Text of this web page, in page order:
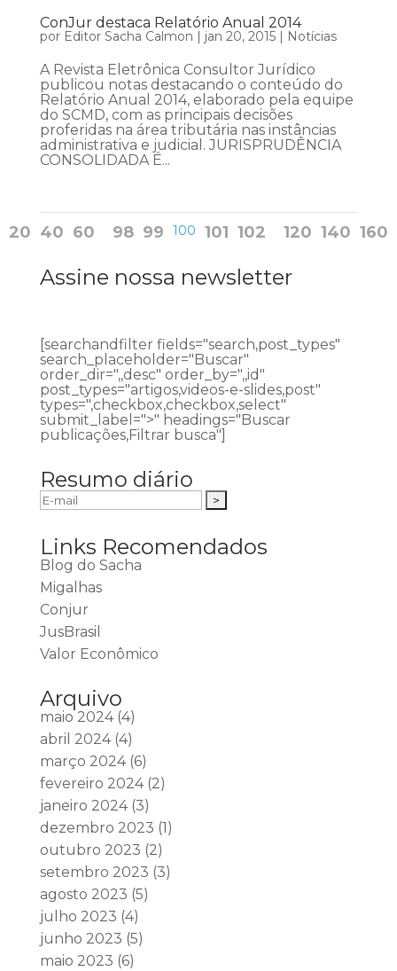
ConJur destaca Relatório Anual 2014
por Editor Sacha Calmon | jan 20, 2015| Notícias
A Revista Eletrônica Consultor Jurídico
publicou notas destacando o conteúdo do
Relatório Anual 2014, elaborado pela equipe
do SCMD, com as principais decisões
proferidas na área tributária nas instâncias
administrativa e judicial. JURISPRUDÊNCIA
CONSOLIDADA É...
20 40 60 98 99 100 101 102 120 140 160
Assine nossa newsletter
[searchandfilter fields="search,post_types"
search_placeholder="Buscar"
order_dir=",,desc" order_by=",,id"
post_types="artigos,videos-e-slides,post"
types=",checkbox,checkbox,select"
submit_label=">" headings="Buscar
publicações,Filtrar busca"]
Resumo diário
Links Recomendados
Blog do Sacha
Migalhas
Conjur
JusBrasil
Valor Econômico
Arquivo
maio 2024(4)
abril 2024(4)
março 2024(6)
fevereiro 2024(2)
janeiro 2024(3)
dezembro 2023 (1)
outubro 2023 (2)
setembro 2023 (3)
agosto 2023 (5)
julho 2023 (4)
junho 2023 (5)
maio 2023 (6)